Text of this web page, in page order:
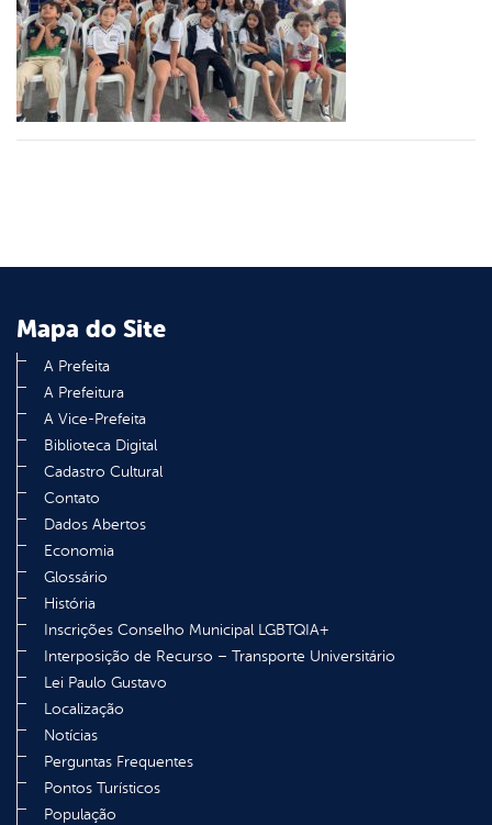
Mapa do Site
A Prefeita
A Prefeitura
A Vice-Prefeita
Biblioteca Digital
Cadastro Cultural
Contato
Dados Abertos
Economia
Glossário
História
Inscrições Conselho Municipal LGBTQIA+
Interposição de Recurso – Transporte Universitário
Lei Paulo Gustavo
Localização
Notícias
Perguntas Frequentes
Pontos Turísticos
População